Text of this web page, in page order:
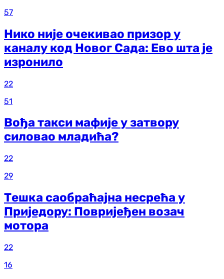
57
Нико није очекивао призор у
каналу код Новог Сада: Ево шта је
изронило
22
51
Вођа такси мафије у затвору
силовао младића?
22
29
Тешка саобраћајна несрећа у
Приједору: Повријеђен возач
мотора
22
16